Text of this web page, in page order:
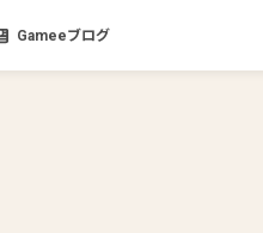
Gameeブログ